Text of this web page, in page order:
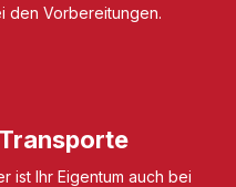
den Vorbereitungen.
ist Ihr Eigentum auch bei